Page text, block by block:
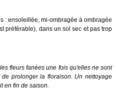
: ensoleillée, mi-ombragée à ombragée
préférable), dans un sol sec et pas trop
fleurs fanées une fois qu'elles ne sont
prolonger la floraison. Un nettoyage
en fin de saison.